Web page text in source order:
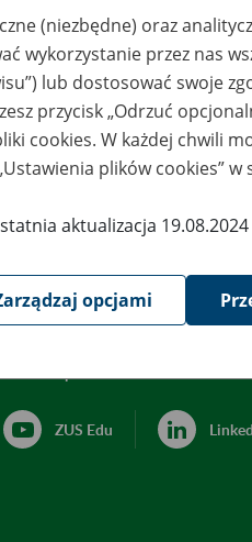
ZUS Edu
(niezbędne) oraz
wykorzystanie przez nas
lub dostosować swoje
przycisk „Odrzuć
cookies. W każdej chwili
plików cookies” w
aktualizacja
opcjami